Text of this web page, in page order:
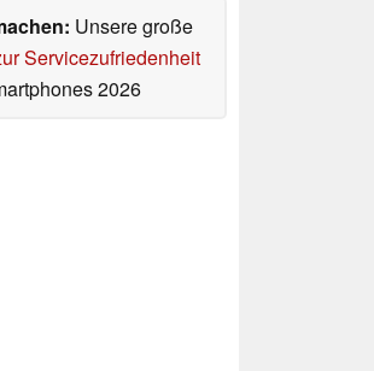
Unsere große
Servicezufriedenheit
2026